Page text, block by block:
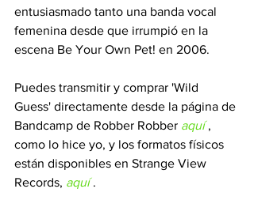
entusiasmado tanto una banda vocal
femenina desde que irrumpió en la
escena Be Your Own Pet! en 2006.
Puedes transmitir y comprar 'Wild
Guess' directamente desde la página de
Bandcamp de Robber Robber aquí ,
como lo hice yo, y los formatos físicos
están disponibles en Strange View
Records, aquí .